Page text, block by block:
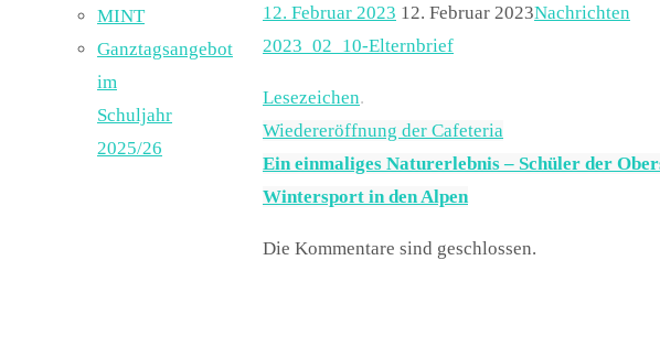
12. Februar 2023 12. Februar 2023Nachrichten
2023_02_10-Elternbrief
Lesezeichen.
Wiedereröffnung der Cafeteria
Ein einmaliges Naturerlebnis – Schüler der
Wintersport in den Alpen
Die Kommentare sind geschlossen.
MINT
Ganztagsangebot
im
Schuljahr
2025/26